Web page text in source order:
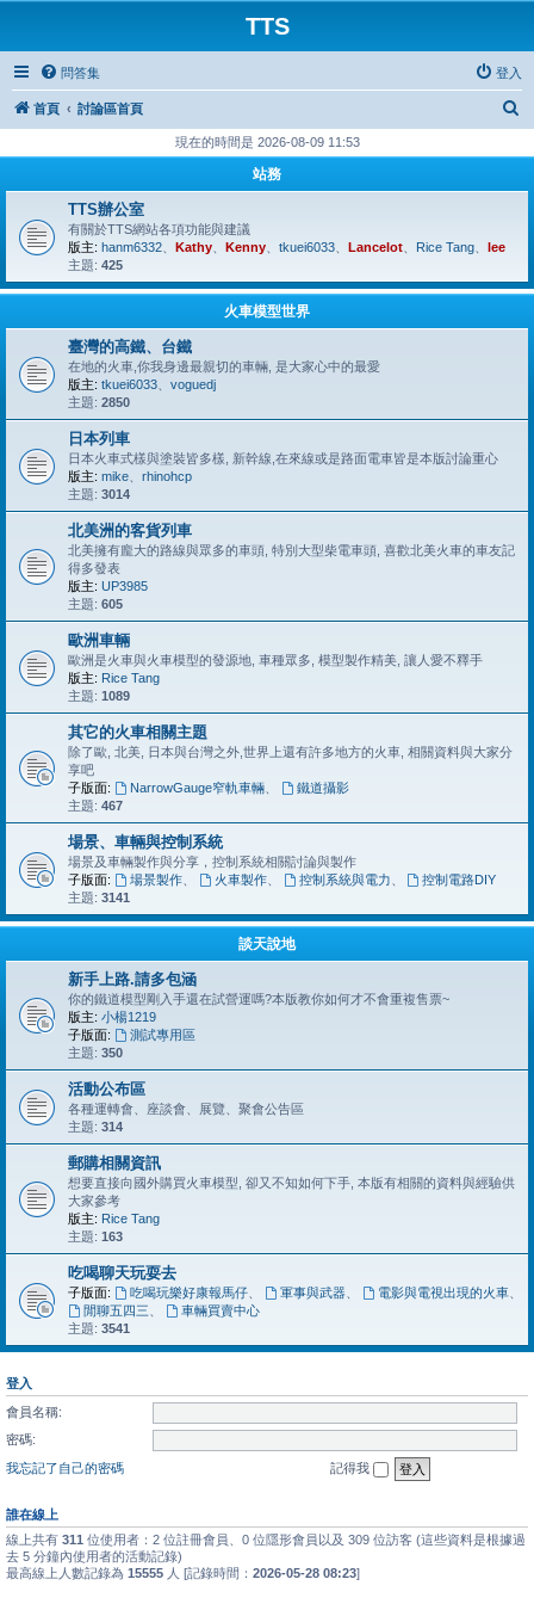
TTS
問答集 登入
首頁 討論區首頁
現在的時間是 2026-08-09 11:53
站務
TTS辦公室
有關於TTS網站各項功能與建議
版主: hanm6332 Kathy Kenny tkuei6033 Lancelot Rice Tang
lee
主題: 425
火車模型世界
臺灣的高鐵、台鐵
在地的火車,你我身邊最親切的車輛, 是大家心中的最愛
版主: tkuei6033
voguedj
主題: 2850
日本列車
日本火車式樣與塗裝皆多樣, 新幹線,在來線或是路面電車皆是本版討論重心
版主: mike
rhinohcp
主題: 3014
北美洲的客貨列車
北美擁有龐大的路線與眾多的車頭, 特別大型柴電車頭, 喜歡北美火車的車友記
得多發表
版主: UP3985
主題: 605
歐洲車輛
歐洲是火車與火車模型的發源地, 車種眾多, 模型製作精美, 讓人愛不釋手
版主: Rice Tang
主題: 1089
其它的火車相關主題
除了歐, 北美, 日本與台灣之外,世界上還有許多地方的火車, 相關資料與大家分
享吧
子版面:
NarrowGauge窄軌車輛、
鐵道攝影
主題: 467
場景、車輛與控制系統
場景及車輛製作與分享，控制系統相關討論與製作
子版面:
場景製作、 火車製作、 控制系統與電力
控制電路DIY
主題: 3141
談天說地
新手上路.請多包涵
你的鐵道模型剛入手還在試營運嗎?本版教你如何才不會重複售票~
版主: 小楊1219
子版面:
測試專用區
主題: 350
活動公布區
各種運轉會、座談會、展覽、聚會公告區
主題: 314
郵購相關資訊
想要直接向國外購買火車模型, 卻又不知如何下手, 本版有相關的資料與經驗供
大家參考
版主: Rice Tang
主題: 163
吃喝聊天玩耍去
子版面: 吃喝玩樂好康報馬仔、 軍事與武器、 電影與電視出現的火車、
閒聊五四三
車輛買賣中心
主題: 3541
登入
會員名稱:
密碼:
我忘記了自己的密碼
記得我
誰在線上
線上共有 311 位使用者：2 位註冊會員、0 位隱形會員以及 309 位訪客 (這些資料是根據過
去 5 分鐘內使用者的活動記錄)
最高線上人數記錄為 15555 人 [記錄時間： 2026-05-28 08:23]